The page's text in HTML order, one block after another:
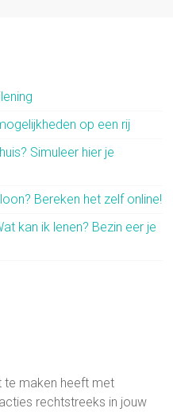
op een rij
Simuleer hier je
Bereken het zelf online!
kan ik lenen? Bezin eer je
te maken heeft met
rechtstreeks in jouw